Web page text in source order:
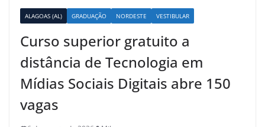
ALAGOAS (AL) GRADUAÇÃO NORDESTE VESTIBULAR
Curso superior gratuito a
distância de Tecnologia em
Mídias Sociais Digitais abre 150
vagas